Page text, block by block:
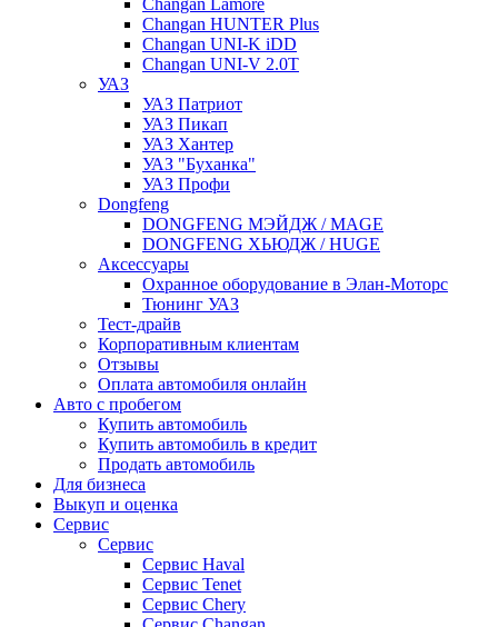
Changan Lamore
Changan HUNTER Plus
Changan UNI-K iDD
Changan UNI-V 2.0T
УАЗ
УАЗ Патриот
УАЗ Пикап
УАЗ Хантер
УАЗ "Буханка"
УАЗ Профи
Dongfeng
DONGFENG МЭЙДЖ / MAGE
DONGFENG ХЬЮДЖ / HUGE
Аксессуары
Охранное оборудование в Элан-Моторс
Тюнинг УАЗ
Тест-драйв
Корпоративным клиентам
Отзывы
Оплата автомобиля онлайн
Авто с пробегом
Купить автомобиль
Купить автомобиль в кредит
Продать автомобиль
Для бизнеса
Выкуп и оценка
Сервис
Сервис
Сервис Haval
Сервис Tenet
Сервис Chery